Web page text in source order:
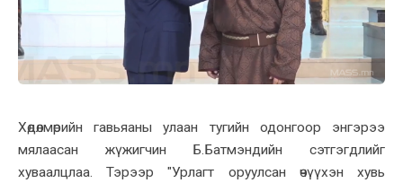
Хөдөлмөрийн гавьяаны улаан тугийн одонгоор энгэрээ
мялаасан жүжигчин Б.Батмэндийн сэтгэгдлийг
хуваалцлаа. Тэрээр "Урлагт оруулсан өчүүхэн хувь